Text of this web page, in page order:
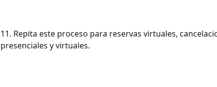
11. Repita este proceso para reservas virtuales,
presenciales y virtuales.